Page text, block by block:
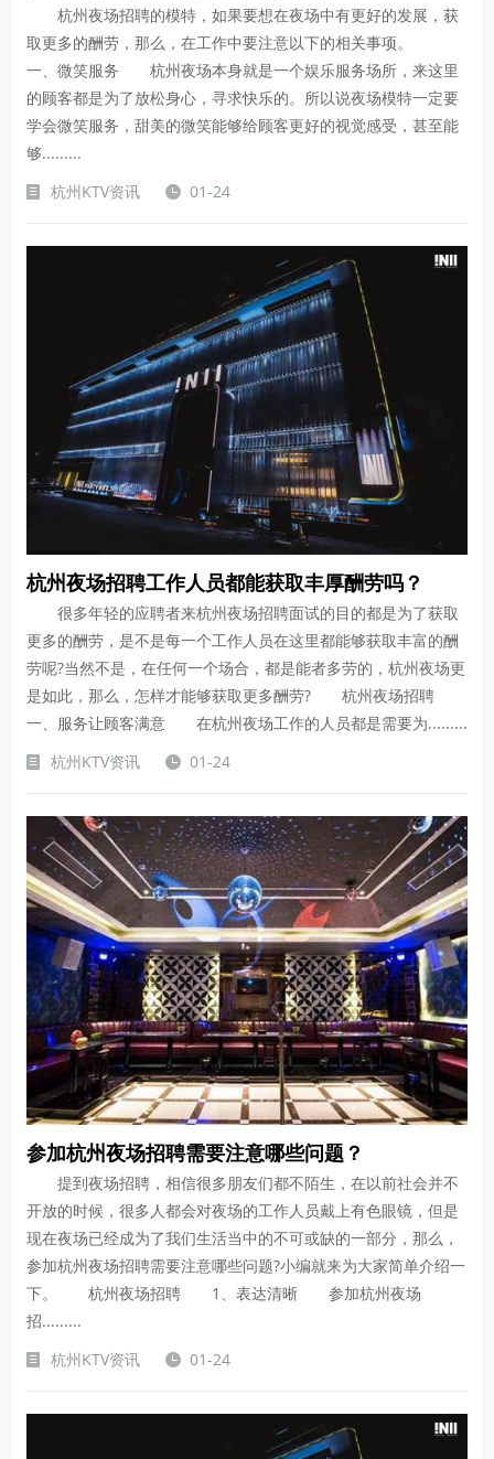
杭州夜场招聘的模特，如果要想在夜场中有更好的发展，获
取更多的酬劳，那么，在工作中要注意以下的相关事项。
一、微笑服务 杭州夜场本身就是一个娱乐服务场所，来这里
的顾客都是为了放松身心，寻求快乐的。所以说夜场模特一定要
学会微笑服务，甜美的微笑能够给顾客更好的视觉感受，甚至能
够.........
杭州KTV资讯
01-24
杭州夜场招聘工作人员都能获取丰厚酬劳吗？
很多年轻的应聘者来杭州夜场招聘面试的目的都是为了获取
更多的酬劳，是不是每一个工作人员在这里都能够获取丰富的酬
劳呢?当然不是，在任何一个场合，都是能者多劳的，杭州夜场更
是如此，那么，怎样才能够获取更多酬劳? 杭州夜场招聘
一、服务让顾客满意 在杭州夜场工作的人员都是需要为.........
杭州KTV资讯
01-24
参加杭州夜场招聘需要注意哪些问题？
提到夜场招聘，相信很多朋友们都不陌生，在以前社会并不
开放的时候，很多人都会对夜场的工作人员戴上有色眼镜，但是
现在夜场已经成为了我们生活当中的不可或缺的一部分，那么，
参加杭州夜场招聘需要注意哪些问题?小编就来为大家简单介绍一
下。 杭州夜场招聘 1、表达清晰 参加杭州夜场
招.........
杭州KTV资讯
01-24